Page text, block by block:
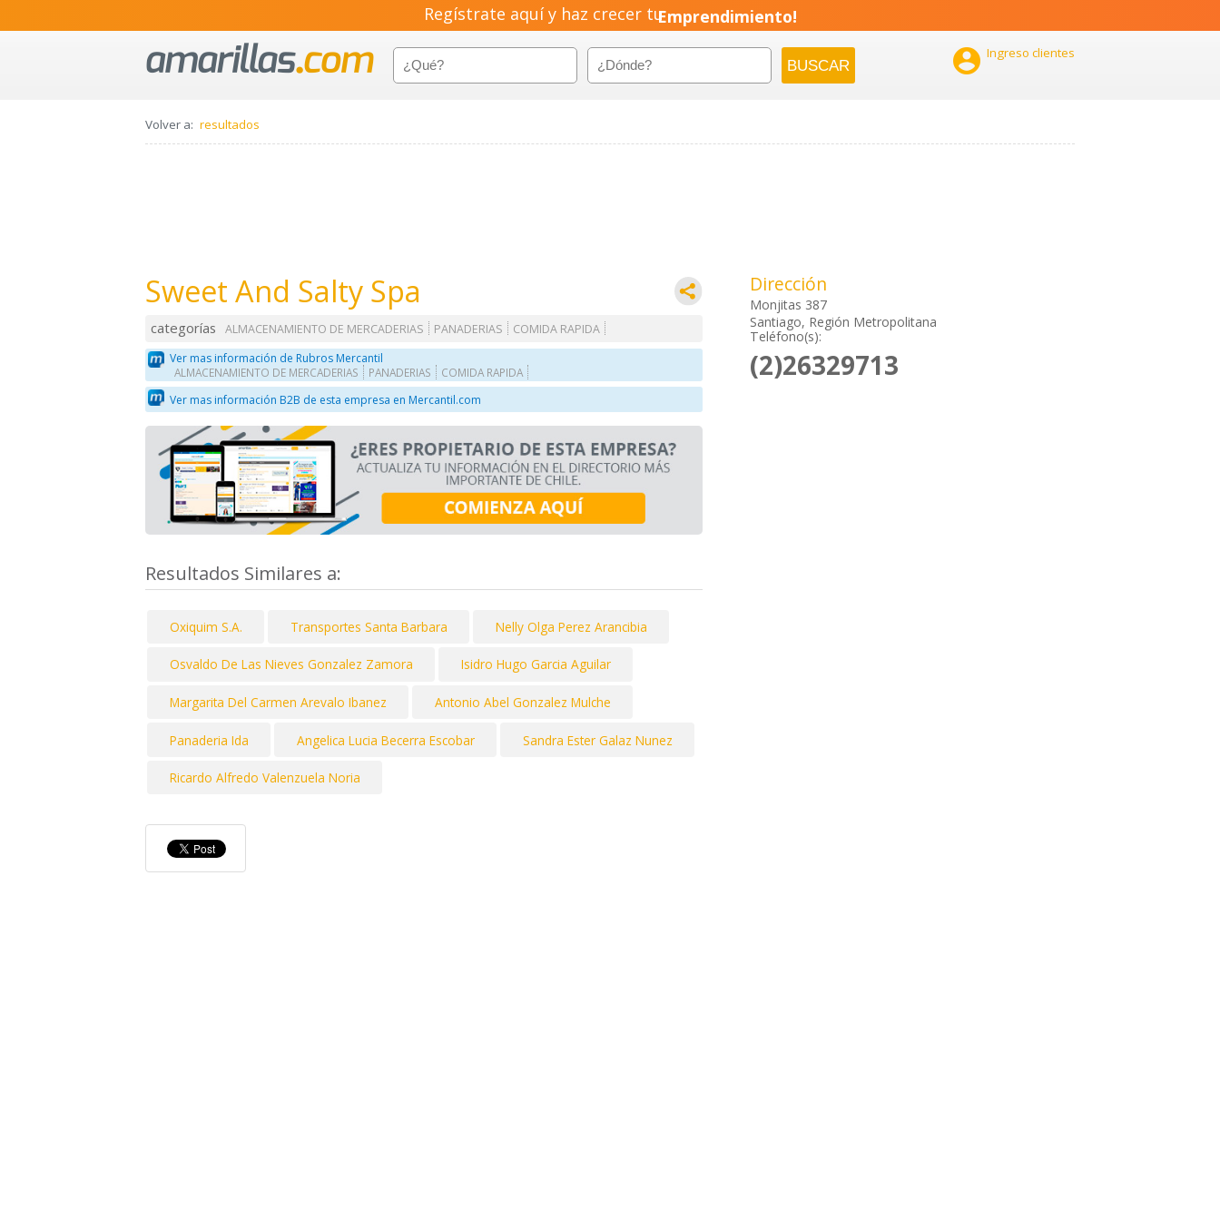
Regístrate aquí y haz crecer tuEmprendimiento!
 Ingreso clientes
Volver a: resultados
Sweet And Salty Spa
categorías ALMACENAMIENTO DE MERCADERIAS PANADERIAS
COMIDA RAPIDA
Ver mas información de Rubros Mercantil
ALMACENAMIENTO DE MERCADERIAS PANADERIAS COMIDA RAPIDA
Ver mas información B2B de esta empresa en Mercantil.com
Resultados Similares a:
Oxiquim S.A. Transportes Santa Barbara Nelly Olga Perez Arancibia
Osvaldo De Las Nieves Gonzalez Zamora Isidro Hugo Garcia Aguilar
Margarita Del Carmen Arevalo Ibanez Antonio Abel Gonzalez Mulche
Panaderia Ida Angelica Lucia Becerra Escobar Sandra Ester Galaz Nunez
Ricardo Alfredo Valenzuela Noria
Dirección
Monjitas 387
Santiago, Región Metropolitana
Teléfono(s):
(2)26329713